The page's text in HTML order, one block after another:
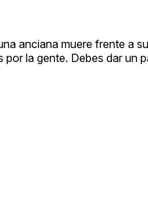
anciana muere frente a
la gente. Debes dar un